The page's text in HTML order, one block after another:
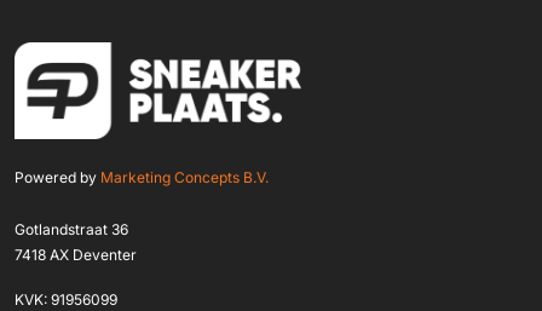
Powered by Marketing Concepts B.V.
Gotlandstraat 36
7418 AX Deventer
KVK: 91956099